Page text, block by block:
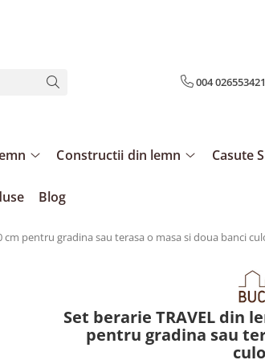
004
Constructii din lemn Casute
Blog
cm pentru gradina sau terasa o masa si doua banci
Set berarie TRAVEL din
pentru gradina sau